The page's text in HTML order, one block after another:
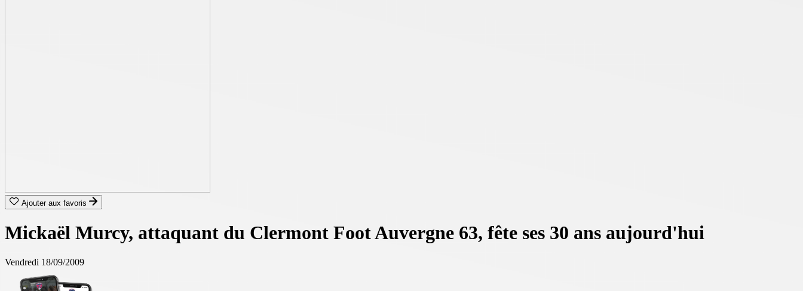
Ajouter aux favoris
Mickaël Murcy, attaquant du Clermont Foot Auvergne 63, fête ses 30 ans aujourd'hui
Vendredi 18/09/2009